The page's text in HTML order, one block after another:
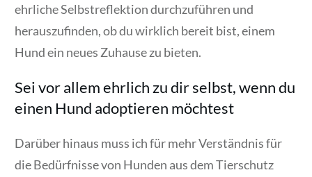
ehrliche Selbstreflektion durchzuführen und
herauszufinden, ob du wirklich bereit bist, einem
Hund ein neues Zuhause zu bieten.
Sei vor allem ehrlich zu dir selbst, wenn du
einen Hund adoptieren möchtest
Darüber hinaus muss ich für mehr Verständnis für
die Bedürfnisse von Hunden aus dem Tierschutz